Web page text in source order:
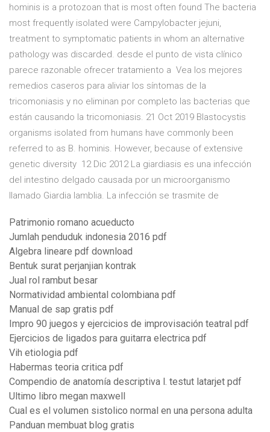
hominis is a protozoan that is most often found The bacteria
most frequently isolated were Campylobacter jejuni,
treatment to symptomatic patients in whom an alternative
pathology was discarded. desde el punto de vista clínico
parece razonable ofrecer tratamiento a Vea los mejores
remedios caseros para aliviar los síntomas de la
tricomoniasis y no eliminan por completo las bacterias que
están causando la tricomoniasis. 21 Oct 2019 Blastocystis
organisms isolated from humans have commonly been
referred to as B. hominis. However, because of extensive
genetic diversity 12 Dic 2012 La giardiasis es una infección
del intestino delgado causada por un microorganismo
llamado Giardia lamblia. La infección se trasmite de
Patrimonio romano acueducto
Jumlah penduduk indonesia 2016 pdf
Algebra lineare pdf download
Bentuk surat perjanjian kontrak
Jual rol rambut besar
Normatividad ambiental colombiana pdf
Manual de sap gratis pdf
Impro 90 juegos y ejercicios de improvisación teatral pdf
Ejercicios de ligados para guitarra electrica pdf
Vih etiologia pdf
Habermas teoria critica pdf
Compendio de anatomía descriptiva l. testut latarjet pdf
Ultimo libro megan maxwell
Cual es el volumen sistolico normal en una persona adulta
Panduan membuat blog gratis